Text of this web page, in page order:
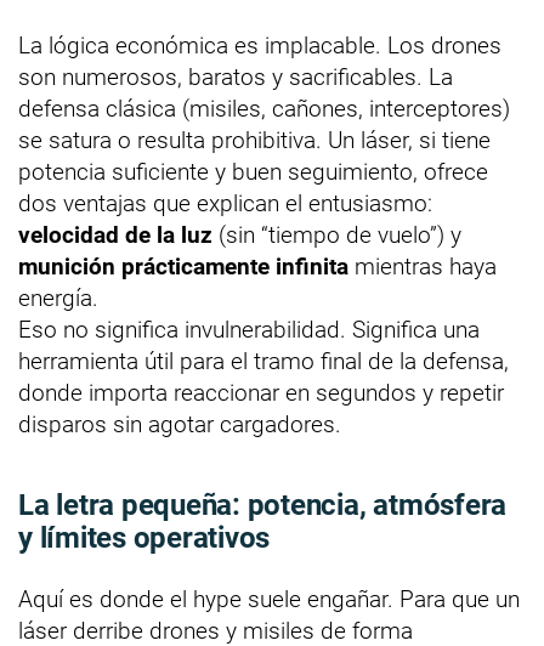
La lógica económica es implacable. Los drones
son numerosos, baratos y sacrificables. La
defensa clásica (misiles, cañones, interceptores)
se satura o resulta prohibitiva. Un láser, si tiene
potencia suficiente y buen seguimiento, ofrece
dos ventajas que explican el entusiasmo:
velocidad de la luz (sin “tiempo de vuelo”) y
munición prácticamente infinita mientras haya
energía.
Eso no significa invulnerabilidad. Significa una
herramienta útil para el tramo final de la defensa,
donde importa reaccionar en segundos y repetir
disparos sin agotar cargadores.
La letra pequeña: potencia, atmósfera
y límites operativos
Aquí es donde el hype suele engañar. Para que un
láser derribe drones y misiles de forma